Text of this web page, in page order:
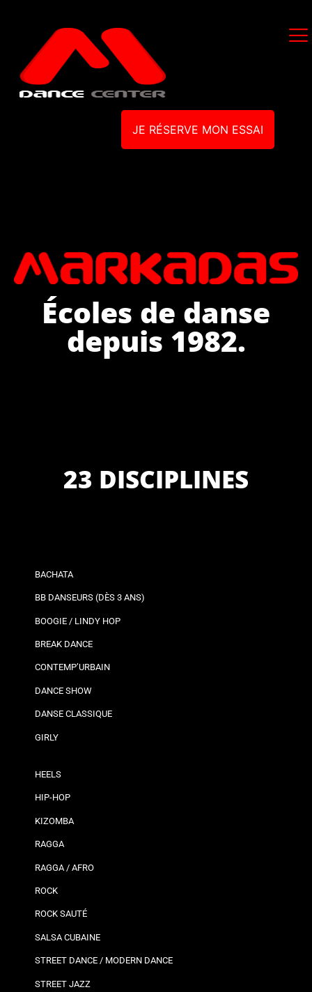
JE RÉSERVE MON ESSAI
Écoles de danse
depuis 1982.
23 DISCIPLINES
BACHATA
BB DANSEURS (DÈS 3 ANS)
BOOGIE / LINDY HOP
BREAK DANCE
CONTEMP’URBAIN
DANCE SHOW
DANSE CLASSIQUE
GIRLY
HEELS
HIP-HOP
KIZOMBA
RAGGA
RAGGA / AFRO
ROCK
ROCK SAUTÉ
SALSA CUBAINE
STREET DANCE / MODERN DANCE
STREET JAZZ